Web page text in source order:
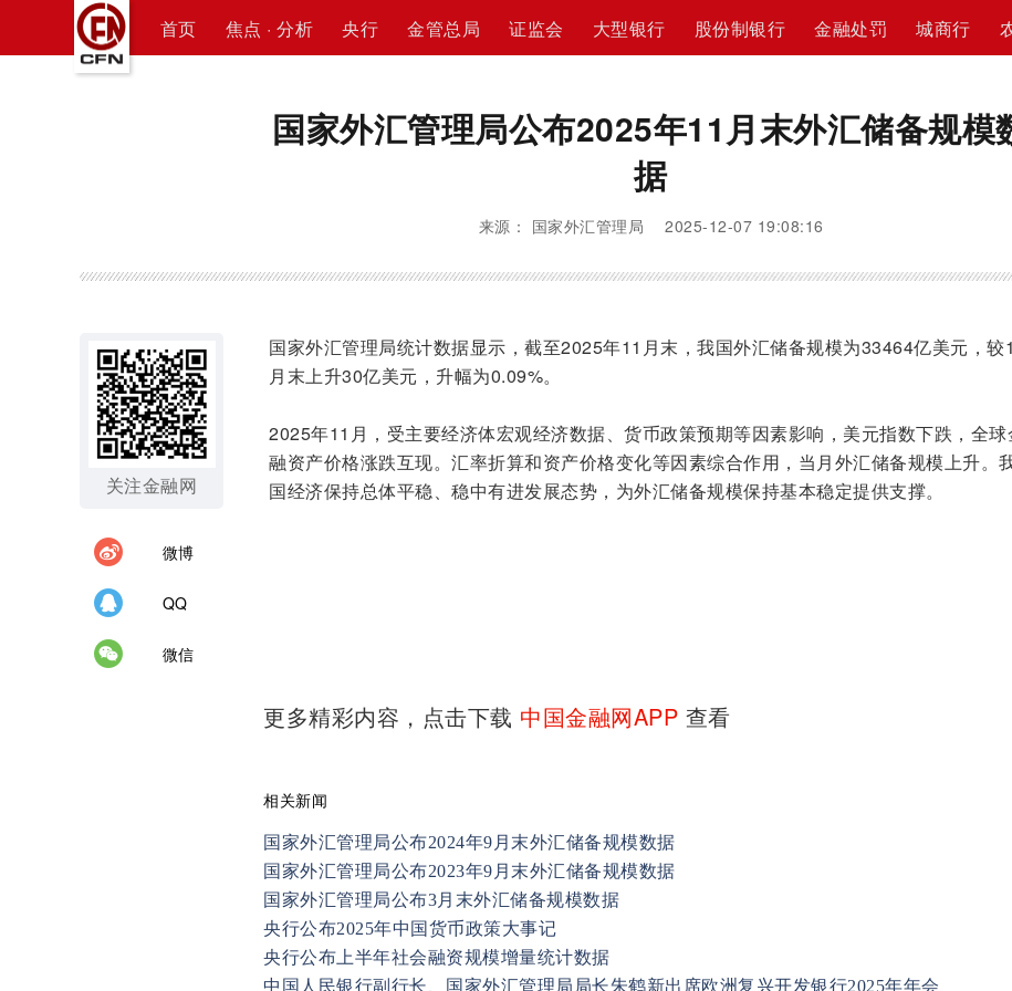
首页 焦点 · 分析 央行 金管总局 证监会 大型银行 股份制银行 金融处罚 城商行
国家外汇管理局公布2025年11月末外汇储备规模
据
来源： 国家外汇管理局 2025-12-07 19:08:16
关注金融网
微博
QQ
微信
国家外汇管理局统计数据显示，截至2025年11月末，我国外汇储备规模为33464亿美元，较
月末上升30亿美元，升幅为0.09%。
2025年11月，受主要经济体宏观经济数据、货币政策预期等因素影响，美元指数下跌，全球
融资产价格涨跌互现。汇率折算和资产价格变化等因素综合作用，当月外汇储备规模上升。
国经济保持总体平稳、稳中有进发展态势，为外汇储备规模保持基本稳定提供支撑。
更多精彩内容，点击下载 中国金融网APP 查看
相关新闻
国家外汇管理局公布2024年9月末外汇储备规模数据
国家外汇管理局公布2023年9月末外汇储备规模数据
国家外汇管理局公布3月末外汇储备规模数据
央行公布2025年中国货币政策大事记
央行公布上半年社会融资规模增量统计数据
中国人民银行副行长、国家外汇管理局局长朱鹤新出席欧洲复兴开发银行2025年年会